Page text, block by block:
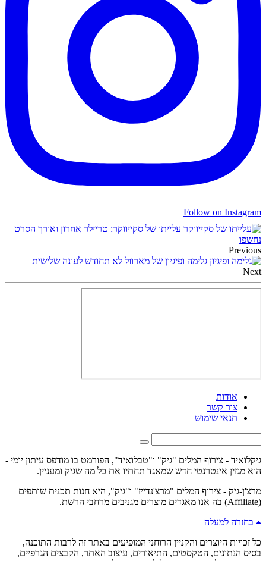
Follow on Instagram
עלייתו של סקייווקר: טריילר אחרון ואורך הסרט
נחשפו
Previous
גלימה ופיגיון של מארוול לא תחודש לעונה שלישית
Next
אודות
צור קשר
תנאי שימוש
גיקלואיד - צירוף המלים "גיק" ו"טבלואיד", הפורמט בו מודפס עיתון יומי -
הוא מגזין אינטרנטי חדש שמאגד תחתיו את כל מה שגיק ומעניין.
מרצ'ן-גיק - צירוף המלים "מרצ'נדייז" ו"גיק", היא חנות תכנית שותפים
(Affiliate) בה אנו מאגדים מוצרים מגניבים מרחבי הרשת.
בחזרה למעלה
כל זכויות היוצרים והקניין הרוחני המופיעים באתר זה לרבות התוכנה,
בסיס הנתונים, הטקסטים, התיאורים, עיצוב האתר, הקבצים הגרפיים,